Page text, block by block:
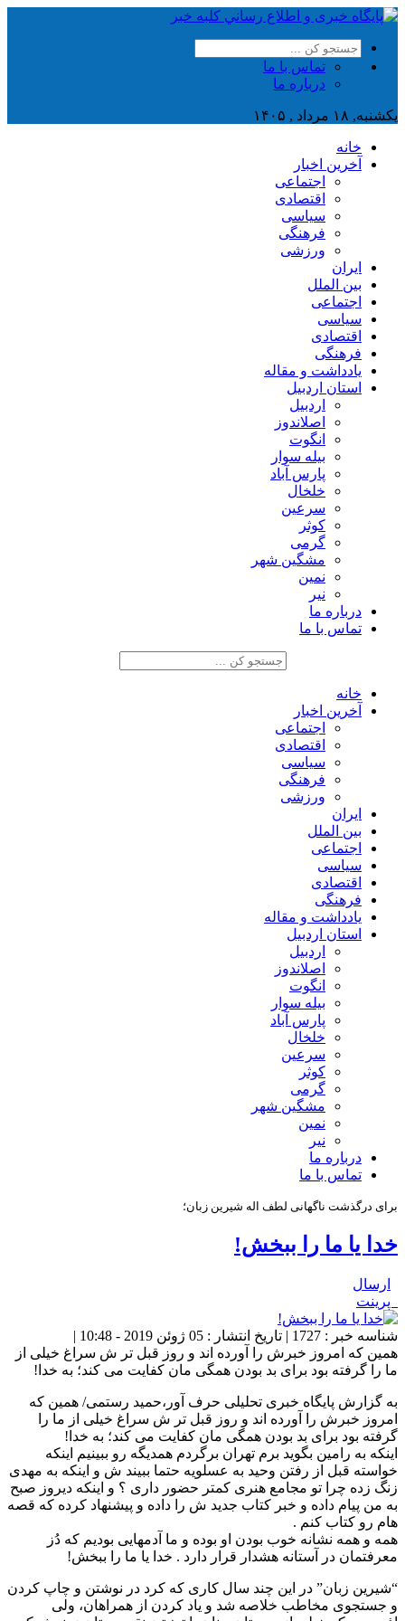
تماس با ما
درباره ما
یکشنبه, ۱۸ مرداد , ۱۴۰۵
خانه
آخرین اخبار
اجتماعی
اقتصادی
سیاسی
فرهنگی
ورزشی
ایران
بین الملل
اجتماعی
سیاسی
اقتصادی
فرهنگی
یادداشت و مقاله
استان اردبیل
اردبیل
اصلاندوز
انگوت
بیله سوار
پارس آباد
خلخال
سرعین
کوثر
گرمی
مشگین شهر
نمین
نیر
درباره ما
تماس با ما
خانه
آخرین اخبار
اجتماعی
اقتصادی
سیاسی
فرهنگی
ورزشی
ایران
بین الملل
اجتماعی
سیاسی
اقتصادی
فرهنگی
یادداشت و مقاله
استان اردبیل
اردبیل
اصلاندوز
انگوت
بیله سوار
پارس آباد
خلخال
سرعین
کوثر
گرمی
مشگین شهر
نمین
نیر
درباره ما
تماس با ما
برای درگذشت ناگهانی لطف اله شیرین زبان؛
خدا یا ما را ببخش!
ارسال
پرینت
شناسه خبر : 1727 | تاریخ انتشار : 05 ژوئن 2019 - 10:48 |
همین که امروز خبرش را آورده اند و روز قبل تر ش سراغ خیلی از
ما را گرفته بود برای بد بودن همگى مان کفایت می کند؛ به خدا!
به گزارش پایگاه خبری تحلیلی حرف آور،حمید رستمی/ همین که
امروز خبرش را آورده اند و روز قبل تر ش سراغ خیلی از ما را
گرفته بود برای بد بودن همگى مان کفایت می کند؛ به خدا!
اینکه به رامین بگوید برم تهران برگردم همدیگه رو ببینیم اینکه
خواسته قبل از رفتن وحید به عسلویه حتما ببیند ش و اینکه به مهدی
زنگ زده چرا تو مجامع هنری کمتر حضور داری ؟ و اینکه دیروز صبح
به من پیام داده و خبر کتاب جدید ش را داده و پیشنهاد کرده که قصه
هام رو کتاب کنم .
همه و همه نشانه خوب بودن او بوده و ما آدمهایی بودیم که دُز
معرفتمان در آستانه هشدار قرار دارد . خدا یا ما را ببخش!
“شیرین زبان” در این چند سال کاری که کرد در نوشتن و چاپ کردن
و جستجوی مخاطب خلاصه شد و یاد کردن از همراهان، ولی